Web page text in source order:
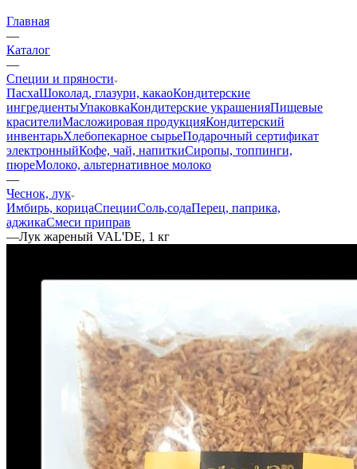
Главная
—
Каталог
—
Специи и пряности
ПасхаШоколад, глазури, какаоКондитерские
ингредиентыУпаковкаКондитерские украшенияПищевые
красителиМасложировая продукцияКондитерский
инвентарьХлебопекарное сырьеПодарочный сертификат
электронныйКофе, чай, напиткиСиропы, топпинги,
пюреМолоко, альтернативное молоко
—
Чеснок, лук
Имбирь, корицаСпецииСоль,содаПерец, паприка,
аджикаСмеси приправ
—Лук жареный VAL'DE, 1 кг